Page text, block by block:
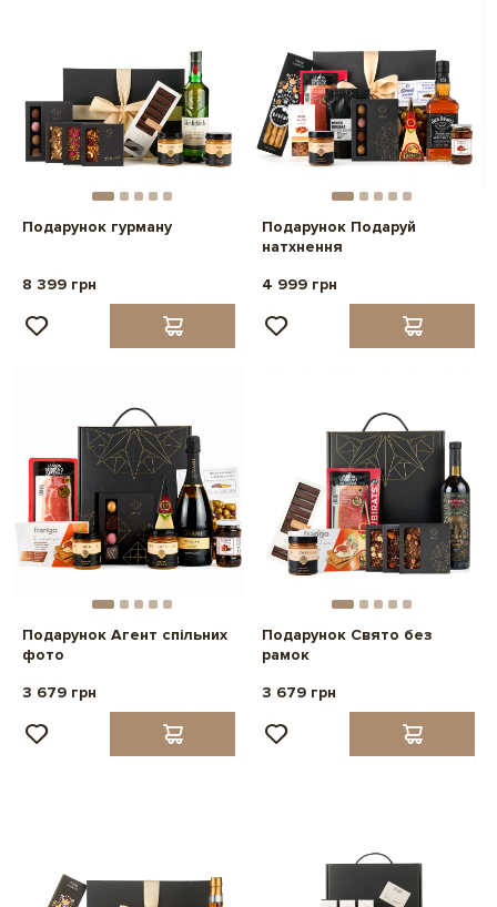
Подарунок гурману
8 399 грн
Подарунок Подаруй
натхнення
4 999 грн
Подарунок Агент спільних
фото
3 679 грн
Подарунок Свято без
рамок
3 679 грн